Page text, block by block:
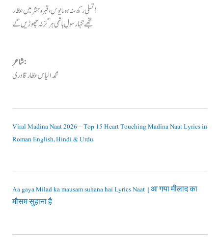
تسلی رکھ، نہ ہو مایوس، قبر و حشر میں عطّار!
تجھے تنہا رسولِ ہاشمی ہرگز نہ چھوڑیں گے
شاعر:
محمد الیاس عطّار قادری
Viral Madina Naat 2026 – Top 15 Heart Touching Madina Naat Lyrics in
Roman English, Hindi & Urdu
Aa gaya Milad ka mausam suhana hai Lyrics Naat || आ गया मीलाद का
मौसम सुहाना है